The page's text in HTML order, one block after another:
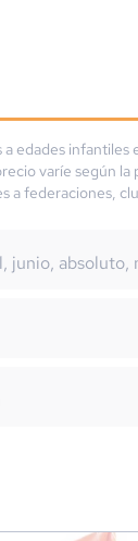
a edades infantiles
varíe según la
a federaciones,
junio, absoluto,